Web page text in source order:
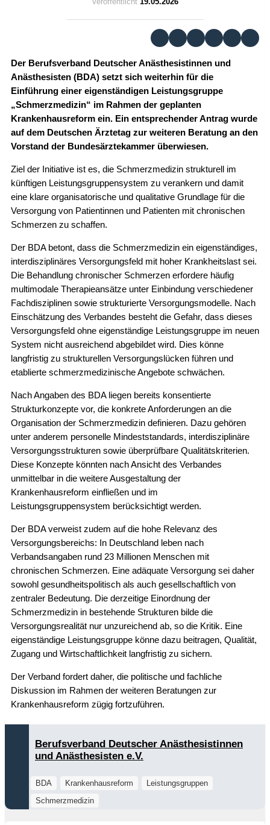
Der Berufsverband Deutscher Anästhesistinnen und
Anästhesisten (BDA) setzt sich weiterhin für die
Einführung einer eigenständigen Leistungsgruppe
„Schmerzmedizin“ im Rahmen der geplanten
Krankenhausreform ein. Ein entsprechender Antrag wurde
auf dem Deutschen Ärztetag zur weiteren Beratung an den
Vorstand der Bundesärztekammer überwiesen.
Ziel der Initiative ist es, die Schmerzmedizin strukturell im
künftigen Leistungsgruppensystem zu verankern und damit
eine klare organisatorische und qualitative Grundlage für die
Versorgung von Patientinnen und Patienten mit chronischen
Schmerzen zu schaffen.
Der BDA betont, dass die Schmerzmedizin ein eigenständiges,
interdisziplinäres Versorgungsfeld mit hoher Krankheitslast sei.
Die Behandlung chronischer Schmerzen erfordere häufig
multimodale Therapieansätze unter Einbindung verschiedener
Fachdisziplinen sowie strukturierte Versorgungsmodelle. Nach
Einschätzung des Verbandes besteht die Gefahr, dass dieses
Versorgungsfeld ohne eigenständige Leistungsgruppe im neuen
System nicht ausreichend abgebildet wird. Dies könne
langfristig zu strukturellen Versorgungslücken führen und
etablierte schmerzmedizinische Angebote schwächen.
Nach Angaben des BDA liegen bereits konsentierte
Strukturkonzepte vor, die konkrete Anforderungen an die
Organisation der Schmerzmedizin definieren. Dazu gehören
unter anderem personelle Mindeststandards, interdisziplinäre
Versorgungsstrukturen sowie überprüfbare Qualitätskriterien.
Diese Konzepte könnten nach Ansicht des Verbandes
unmittelbar in die weitere Ausgestaltung der
Krankenhausreform einfließen und im
Leistungsgruppensystem berücksichtigt werden.
Der BDA verweist zudem auf die hohe Relevanz des
Versorgungsbereichs: In Deutschland leben nach
Verbandsangaben rund 23 Millionen Menschen mit
chronischen Schmerzen. Eine adäquate Versorgung sei daher
sowohl gesundheitspolitisch als auch gesellschaftlich von
zentraler Bedeutung. Die derzeitige Einordnung der
Schmerzmedizin in bestehende Strukturen bilde die
Versorgungsrealität nur unzureichend ab, so die Kritik. Eine
eigenständige Leistungsgruppe könne dazu beitragen, Qualität,
Zugang und Wirtschaftlichkeit langfristig zu sichern.
Der Verband fordert daher, die politische und fachliche
Diskussion im Rahmen der weiteren Beratungen zur
Krankenhausreform zügig fortzuführen.
Berufsverband Deutscher Anästhesistinnen
und Anästhesisten e.V.
BDA Krankenhausreform
Leistungsgruppen
Schmerzmedizin